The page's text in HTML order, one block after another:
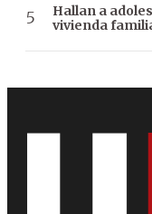
Hallan a
vivienda